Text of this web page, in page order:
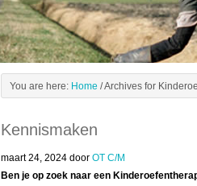
You are here: Home /Archives for
Kennismaken
maart 24, 2024 door OT C/M
Ben je op zoek naar een